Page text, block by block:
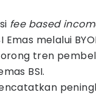
fee based
Emas melalui
tren
BSI.